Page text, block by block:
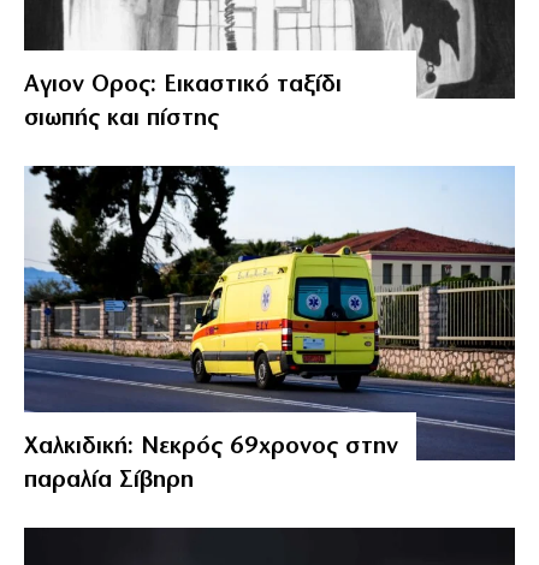
Αγιον Ορος: Εικαστικό ταξίδι
σιωπής και πίστης
Χαλκιδική: Νεκρός 69χρονος στην
παραλία Σίβηρη